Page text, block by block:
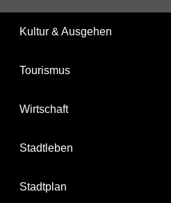
Kultur & Ausgehen
Tourismus
Wirtschaft
Stadtleben
Stadtplan